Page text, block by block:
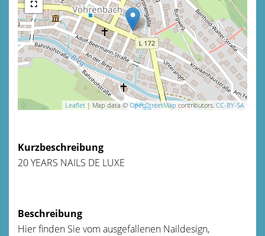
Leaflet | Map data © OpenStreetMap contributors, CC-BY-SA
Kurzbeschreibung
20 YEARS NAILS DE LUXE
Beschreibung
Hier finden Sie vom ausgefallenen Naildesign,